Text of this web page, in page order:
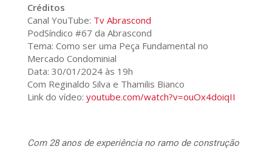
Créditos
Canal YouTube: Tv Abrascond
PodSíndico #67 da Abrascond
Tema: Como ser uma Peça Fundamental no
Mercado Condominial
Data: 30/01/2024 às 19h
Com Reginaldo Silva e Thamilis Bianco
Link do vídeo: youtube.com/watch?v=ouOx4doiqII
Com 28 anos de experiência no ramo de construção